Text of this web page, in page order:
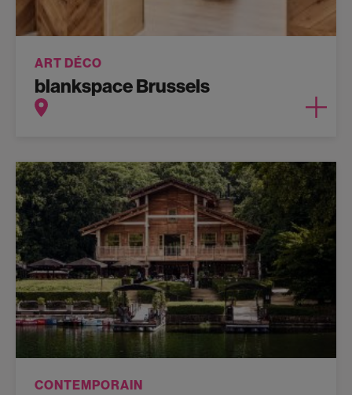
ART DÉCO
blankspace Brussels
CONTEMPORAIN